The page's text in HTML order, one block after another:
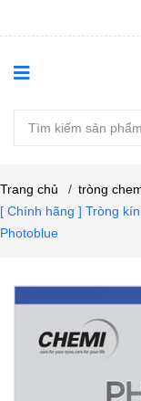
Trang chủ / tròng
[ Chính hãng ] Tròng
Photoblue